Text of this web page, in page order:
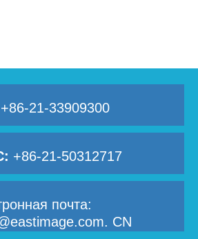
+86-21-33909300
+86-21-50312717
почта:
CN